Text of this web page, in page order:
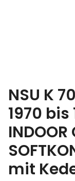
NSU K
1970 bis
INDOOR
mit